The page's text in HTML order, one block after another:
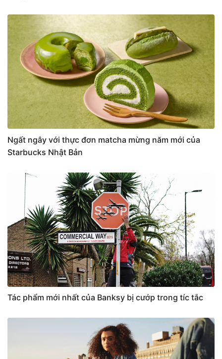
Ngất ngây với thực đơn matcha mừng năm mới của
Starbucks Nhật Bản
Tác phẩm mới nhất của Banksy bị cướp trong tíc tắc